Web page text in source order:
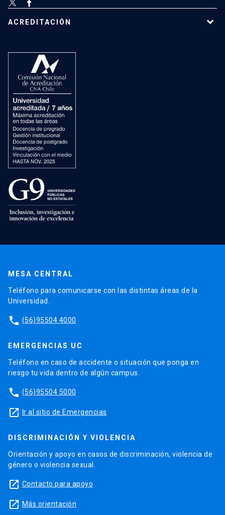
ACREDITACIÓN
MESA CENTRAL
Teléfono para comunicarse con las distintas áreas de la
Universidad.
phone (56)95504 4000
EMERGENCIAS UC
Teléfono en caso de accidente o situación que ponga en
riesgo tu vida dentro de algún campus.
phone (56)95504 5000
launch Ir al sitio de Emergencias
DISCRIMINACIÓN Y VIOLENCIA
Orientación y apoyo en casos de discriminación, violencia de
género o violencia sexual.
launch Contacto para apoyo
launch Más orientación